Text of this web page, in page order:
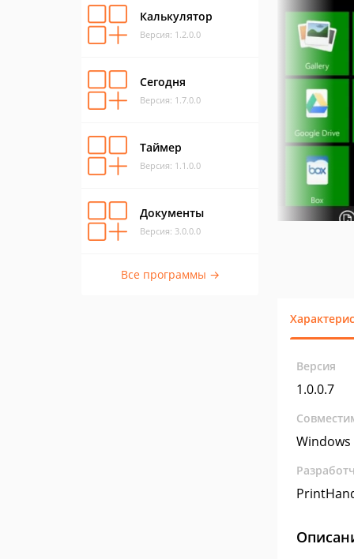
Калькулятор
Версия: 1.2.0.0
Сегодня
Версия: 1.7.0.0
Таймер
Версия: 1.1.0.0
Документы
Версия: 3.0.0.0
Все программы →
Версия
1.0.0.7